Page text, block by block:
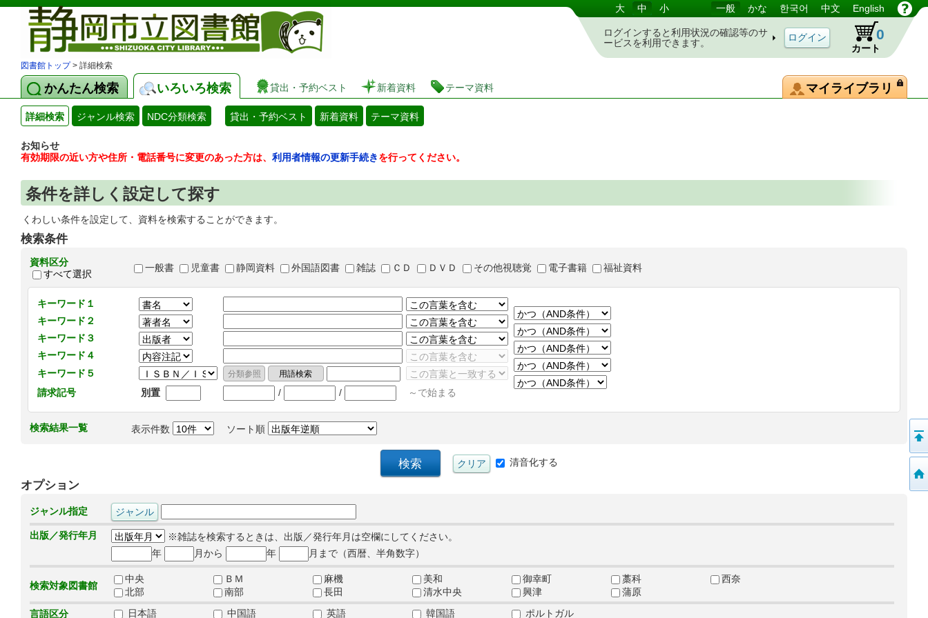
図書館 蔵書検索・予約システム 大 中 小 一般 かな 한국어 中文 English
ログインすると利用状況の確認等のサ
ービスを利用できます。
カート
0
図書館トップ> 詳細検索
かんたん検索 いろいろ検索 貸出・予約ベスト 新着資料 テーマ資料 マイライブラリ
詳細検索 ジャンル検索 NDC分類検索 貸出・予約ベスト 新着資料 テーマ資料
お知らせ
有効期限の近い方や住所・電話番号に変更のあった方は、 利用者情報の更新手続きを行ってください。
条件を詳しく設定して探す
くわしい条件を設定して、資料を検索することができます。
検索条件
資料区分
すべて選択
一般書 児童書 静岡資料 外国語図書 雑誌 ＣＤ ＤＶＤ その他視聴覚 電子書籍 福祉資料
キーワード１
キーワード２
キーワード３
キーワード４
キーワード５
請求記号
別置 / / ～で始まる
検索結果一覧 表示件数 ソート順
清音化する
オプション
ジャンル指定
出版／発行年月
※雑誌を検索するときは、出版／発行年月は空欄にしてください。
年
月から 年 月まで（西暦、半角数字）
検索対象図書館
中央 ＢＭ 麻機 美和 御幸町 藁科
西奈
北部
南部 長田 清水中央 興津
蒲原
言語区分
日本語 中国語 英語 韓国語 ポルトガル